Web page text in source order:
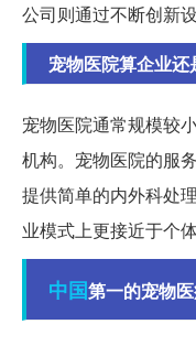
公司则通过不断创新
宠物医院算企业还
宠物医院通常规模较
机构。宠物医院的服
提供简单的内外科处
业模式上更接近于个体
中国第一的宠物